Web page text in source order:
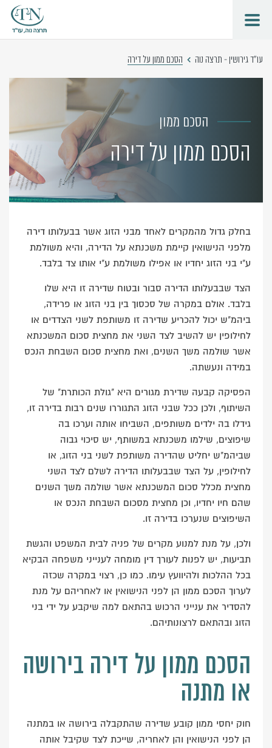
עו"ד גירושין - תרצה נוה הסכם ממון על דירה
הסכם ממון
הסכם ממון על דירה
בחלק גדול מהמקרים לאחד מבני הזוג אשר בבעלותו דירה
מלפני הנישואין קיימת משכנתא על הדירה, והיא משולמת
ע"י בני הזוג יחדיו או אפילו משולמת ע"י אותו צד בלבד.
הצד שבבעלותו הדירה סבור ובטוח שדירה זו היא שלו
בלבד. אולם במקרה של סכסוך בין בני הזוג או פרידה,
ביהמ"ש יכול להכריע שדירה זו משותפת לשני הצדדים או
לחילופין יש להשיב לצד השני את מחצית סכום המשכנתא
אשר שולמה משך השנים, ואת מחצית סכום השבחת הנכס
במידה ונעשתה.
הפסיקה קבעה שדירת מגורים היא "גולת הכותרת" של
השיתוף, ולכן ככל שבני הזוג התגוררו שנים רבות בדירה זו,
גידלו בה ילדים משותפים, השביחו אותה וערכו בה
שיפוצים, שילמו משכנתא במשותף, יש סיכוי גבוה
שביהמ"ש יחליט שהדירה משותפת לשני בני הזוג, או
לחילופין, על הצד שבבעלותו הדירה לשלם לצד השני
מחצית מכלל סכום המשכנתא אשר שולמה משך השנים
שהם חיו יחדיו, וכן מחצית מסכום השבחת הנכס או
השיפוצים שנערכו בדירה זו.
ולכן, על מנת למנוע מקרים של פניה לבית המשפט והגשת
תביעות, יש לפנות לעורך דין מומחה לענייני משפחה הבקיא
בכל ההלכות ולהיוועץ עימו. כמו כן, רצוי במקרה שכזה
לערוך הסכם ממון הן לפני הנישואין או לאחריהם על מנת
להסדיר את ענייני הרכוש בהתאם למה שיקבע על ידי בני
הזוג ובהתאם לרצונותיהם.
הסכם ממון על דירה בירושה
או מתנה
חוק יחסי ממון קובע שדירה שהתקבלה בירושה או במתנה
הן לפני הנישואין והן לאחריה, שייכת לצד שקיבל אותה